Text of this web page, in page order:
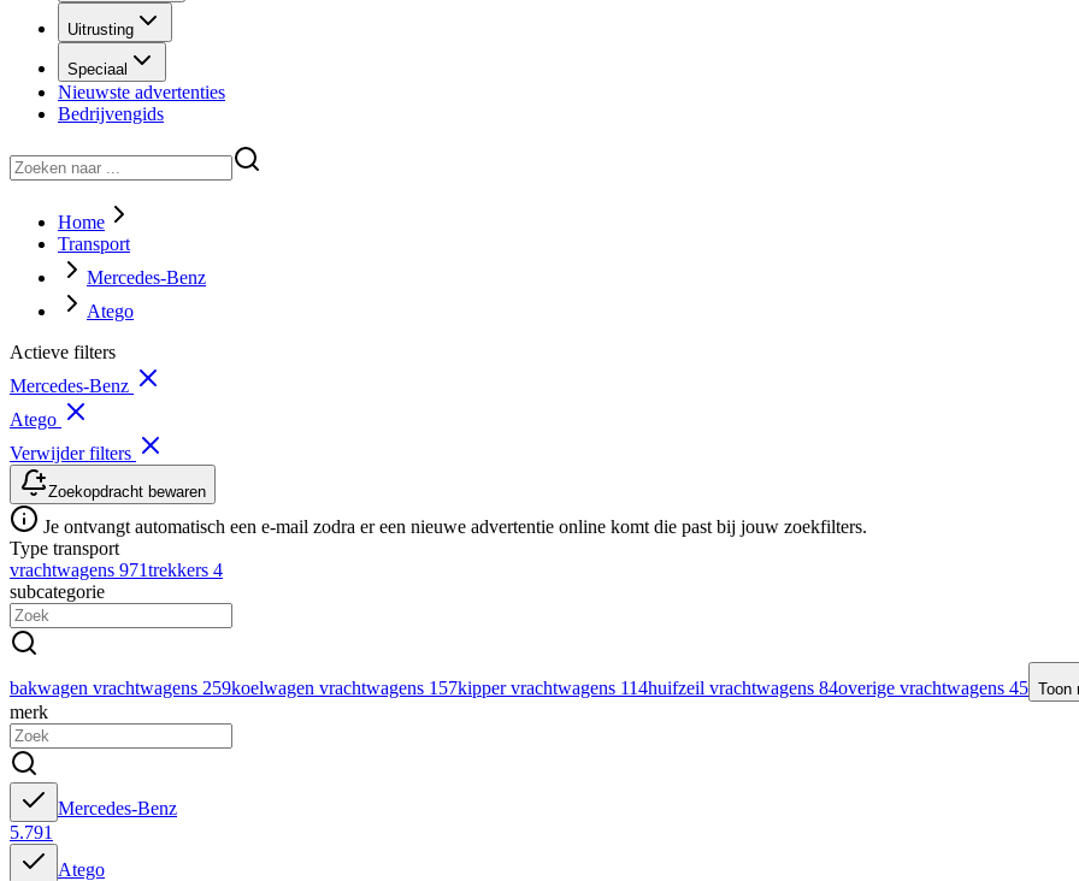
Uitrusting
Speciaal
Nieuwste advertenties
Bedrijvengids
Home
Transport
Mercedes-Benz
Atego
Actieve filters
Mercedes-Benz
Atego
Verwijder filters
Zoekopdracht bewaren
Je ontvangt automatisch een e-mail zodra er een nieuwe advertentie online komt die past bij jouw zoekfilters.
Type transport
vrachtwagens 971trekkers 4
subcategorie
bakwagen vrachtwagens 259koelwagen vrachtwagens 157kipper vrachtwagens 114huifzeil vrachtwagens 84overige vrachtwagens 45 Toon
merk
Mercedes-Benz
5.791
Atego